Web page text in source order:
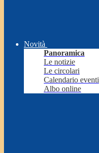
Novità
Panoramica
Le notizie
Le circolari
Calendario eventi
Albo online